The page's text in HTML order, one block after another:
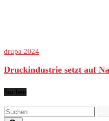
drupa 2024
Druckindustrie setzt auf
Suchen